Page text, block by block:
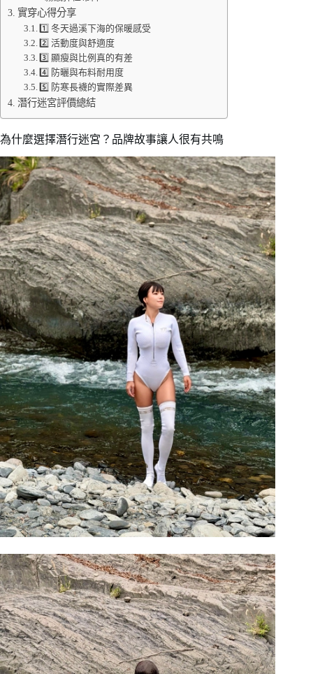
實穿心得分享
1️⃣ 冬天過溪下海的保暖感受
2️⃣ 活動度與舒適度
3️⃣ 顯瘦與比例真的有差
4️⃣ 防曬與布料耐用度
5️⃣ 防寒長襪的實際差異
潛行迷宮評價總結
為什麼選擇潛行迷宮？品牌故事讓人很有共鳴